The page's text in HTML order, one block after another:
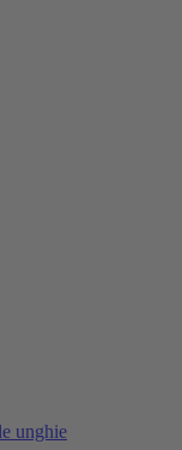
unghie